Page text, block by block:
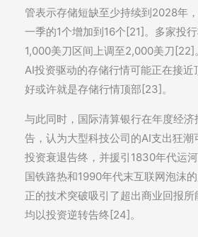
管表示存储短缺至少持续到2028年
一季的1个增加到16个[21]。多家投
1,000美刀区间上调至2,000美刀[22]
AI投资驱动的存储行情可能正在接近
好或许就是存储行情顶部[23]。
与此同时，国际清算银行在年度经
告，认为大型科技公司的AI支出狂潮
投资衰退告终，并援引1830年代运
国铁路热和1990年代末互联网泡沫
正的技术突破吸引了超出商业回报
均以投资逆转告终[24]。